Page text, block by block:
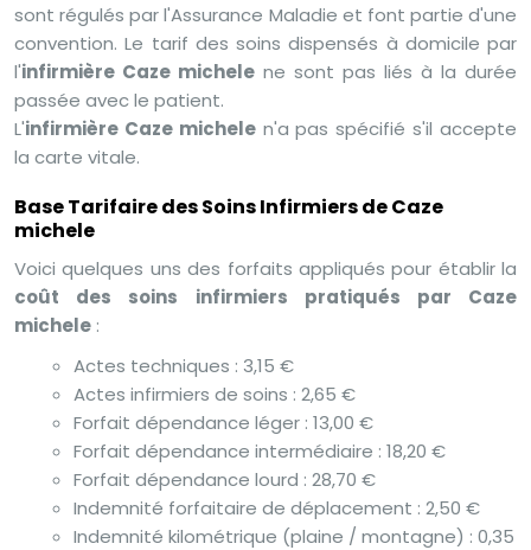
sont régulés par l'Assurance Maladie et font partie d'une
convention. Le tarif des soins dispensés à domicile par
l'infirmière Caze michele ne sont pas liés à la durée
passée avec le patient.
L'infirmière Caze michelen'a pas spécifié s'il accepte
la carte vitale.
Base Tarifaire des Soins Infirmiers de Caze
michele
Voici quelques uns des forfaits appliqués pour établir la
coût des soins infirmiers pratiqués par Caze
michele :
Actes techniques : 3,15 €
Actes infirmiers de soins : 2,65 €
Forfait dépendance léger : 13,00 €
Forfait dépendance intermédiaire : 18,20 €
Forfait dépendance lourd : 28,70 €
Indemnité forfaitaire de déplacement : 2,50 €
Indemnité kilométrique (plaine / montagne) : 0,35